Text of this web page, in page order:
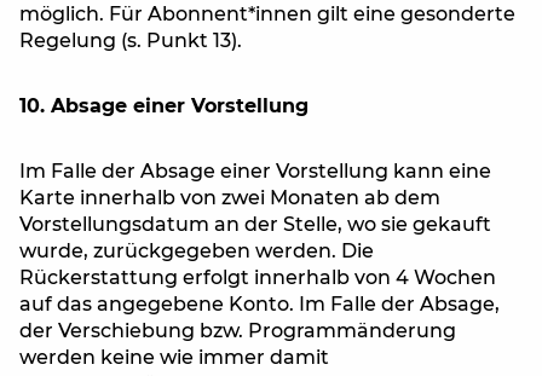
möglich. Für Abonnent*innen gilt eine gesonderte
Regelung (s. Punkt 13).
10. Absage einer Vorstellung
Im Falle der Absage einer Vorstellung kann eine
Karte innerhalb von zwei Monaten ab dem
Vorstellungsdatum an der Stelle, wo sie gekauft
wurde, zurückgegeben werden. Die
Rückerstattung erfolgt innerhalb von 4 Wochen
auf das angegebene Konto. Im Falle der Absage,
der Verschiebung bzw. Programmänderung
werden keine wie immer damit